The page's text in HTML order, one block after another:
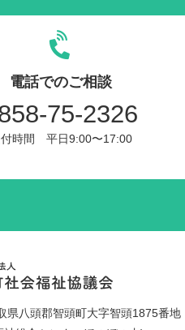
電話でのご相談
75-2326
時間 平日9:00〜17:00
県八頭郡智頭町大字智頭1875番地